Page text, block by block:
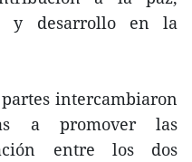
y desarrollo en la
intercambiaron
a promover las
entre los dos